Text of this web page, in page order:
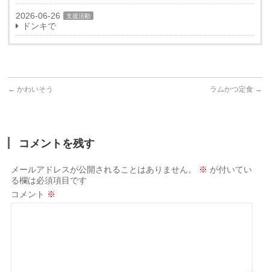
2026-06-26 支援活動
ドンキで
← かわいそう ラムかつ定食 →
コメントを残す
メールアドレスが公開されることはありません。 ※ が付いてい
る欄は必須項目です
コメント ※